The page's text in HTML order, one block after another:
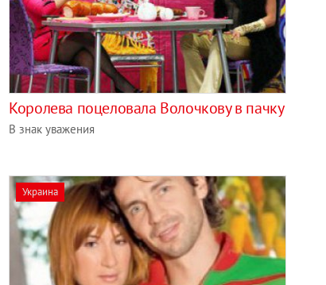
Королева поцеловала Волочкову в пачку
В знак уважения
Украина